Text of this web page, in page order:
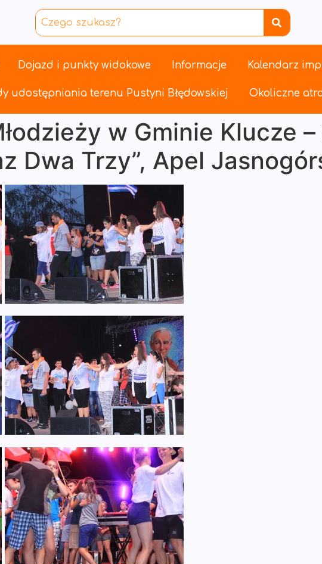
Dojazd i punkty widokowe Informacje Kalendarz
udostępniania terenu Pustyni Błędowskiej Okoliczne
w Gminie Klucze
Dwa Trzy”, Apel